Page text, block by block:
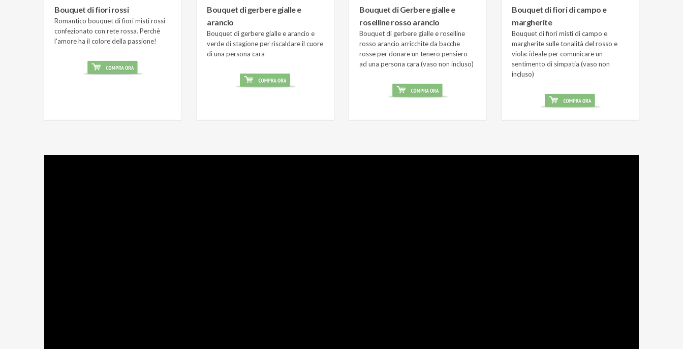
Bouquet di fiori rossi
Romantico bouquet di fiori misti rossi
confezionato con rete rossa. Perchè
l'amore ha il colore della passione!
Bouquet di gerbere gialle e
arancio
Bouquet di gerbere gialle e arancio e
verde di stagione per riscaldare il cuore
di una persona cara
Bouquet di Gerbere gialle e
roselline rosso arancio
Bouquet di gerbere gialle e roselline
rosso arancio arricchite da bacche
rosse per donare un tenero pensiero
ad una persona cara (vaso non incluso)
Bouquet di fiori di campo e
margherite
Bouquet di fiori misti di campo e
margherite sulle tonalità del rosso e
viola: ideale per comunicare un
sentimento di simpatia (vaso non
incluso)